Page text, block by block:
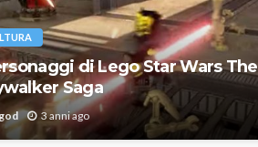
di Lego Star Wars The
Saga
god 3 anni ago